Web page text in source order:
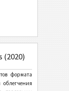
GM 1724-A - Individual Containers (2020)
(2020)
формата
облегчения